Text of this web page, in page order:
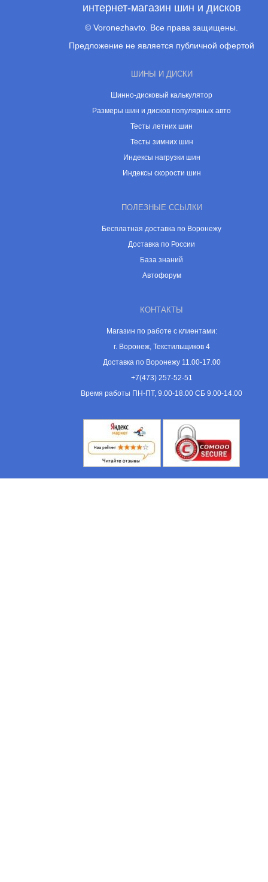
интернет-магазин шин и дисков
© Voronezhavto. Все права защищены.
Предложение не является публичной офертой
ШИНЫ И ДИСКИ
Шинно-дисковый калькулятор
Размеры шин и дисков популярных авто
Тесты летних шин
Тесты зимних шин
Индексы нагрузки шин
Индексы скорости шин
ПОЛЕЗНЫЕ ССЫЛКИ
Бесплатная доставка по Воронежу
Доставка по России
База знаний
Автофорум
КОНТАКТЫ
Магазин по работе с клиентами:
г. Воронеж, Текстильщиков 4
Доставка по Воронежу 11.00-17.00
+7(473) 257-52-51
Время работы ПН-ПТ, 9.00-18.00 СБ 9.00-14.00